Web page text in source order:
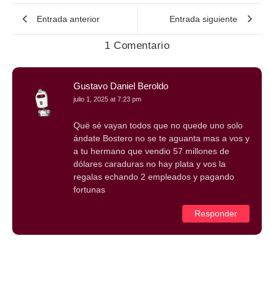
Entrada anterior Entrada siguiente
1 Comentario
Gustavo Daniel Beroldo
julio 1, 2025 at 7:23 pm
Quë sé vayan todos que no quede uno solo
ándate Bostero no se te aguanta mas a vos y
a tu hermano que vendio 57 millones de
dólares caraduras no hay plata y vos la
regalas echando 2 empleados y pagando
fortunas
Responder